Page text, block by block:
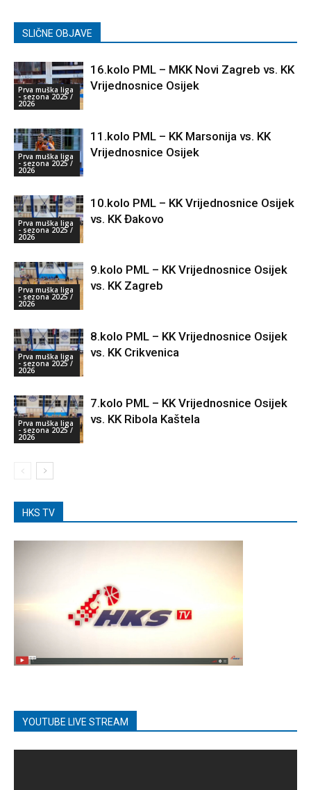
SLIČNE OBJAVE
Prva muška liga
- sezona 2025 /
2026
16.kolo PML – MKK Novi Zagreb vs. KK
Vrijednosnice Osijek
Prva muška liga
- sezona 2025 /
2026
11.kolo PML – KK Marsonija vs. KK
Vrijednosnice Osijek
Prva muška liga
- sezona 2025 /
2026
10.kolo PML – KK Vrijednosnice Osijek
vs. KK Đakovo
Prva muška liga
- sezona 2025 /
2026
9.kolo PML – KK Vrijednosnice Osijek
vs. KK Zagreb
Prva muška liga
- sezona 2025 /
2026
8.kolo PML – KK Vrijednosnice Osijek
vs. KK Crikvenica
Prva muška liga
- sezona 2025 /
2026
7.kolo PML – KK Vrijednosnice Osijek
vs. KK Ribola Kaštela
HKS TV
YOUTUBE LIVE STREAM